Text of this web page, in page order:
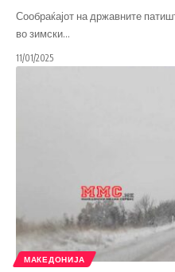
Сообраќајот на државните
во зимски…
11/01/2025
МАКЕДОНИЈА